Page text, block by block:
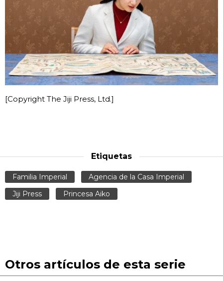
[Copyright The Jiji Press, Ltd.]
Etiquetas
Familia Imperial
Agencia de la Casa Imperial
Jiji Press
Princesa Aiko
Otros artículos de esta serie